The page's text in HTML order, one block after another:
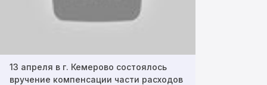
13 апреля в г. Кемерово состоялось
вручение компенсации части расходов